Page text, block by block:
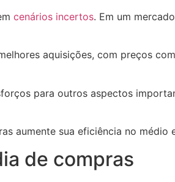
cenários incertos. Em um
aquisições, com preços
para outros aspectos
aumente sua eficiência no médio
de compras